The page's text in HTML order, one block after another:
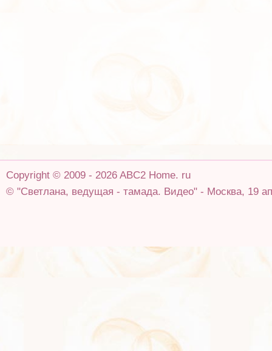
Copyright © 2009 - 2026 ABC2 Home. ru
© "Светлана, ведущая - тамада. Видео" - Москва, 19